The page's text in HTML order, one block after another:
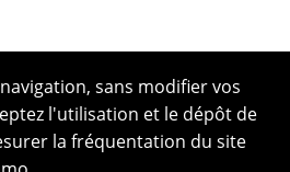
sans modifier vos
l'utilisation et le dépôt de
la fréquentation du site